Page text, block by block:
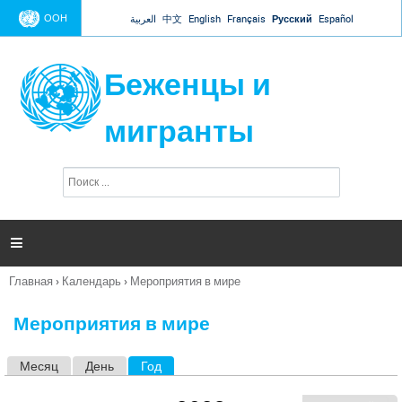
Jump to navigation
ООН العربية 中文 English Français Русский Español
Беженцы и
мигранты
п
и

Вы
Главная › Календарь › Мероприятия в мире
Мероприятия в мире
Месяц День Год